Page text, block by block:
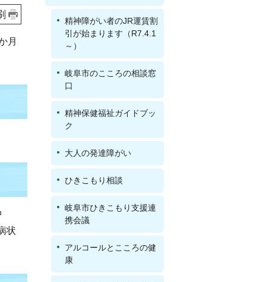
月
状
精神障がい者のJR運賃割
引が始まります（R7.4.1
～）
岐阜市のこころの相談窓
口
精神保健福祉ガイドブッ
ク
大人の発達障がい
ひきこもり相談
岐阜市ひきこもり支援連
携会議
アルコールとこころの健
康